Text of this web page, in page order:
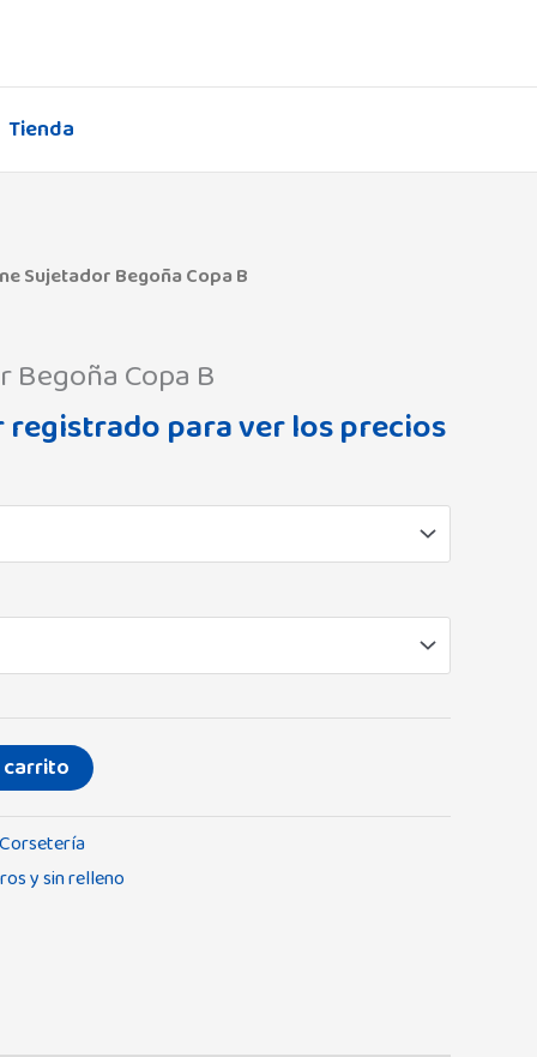
Tienda
Sujetador Begoña Copa B
Begoña Copa B
registrado para ver los precios
Corsetería
y sin relleno